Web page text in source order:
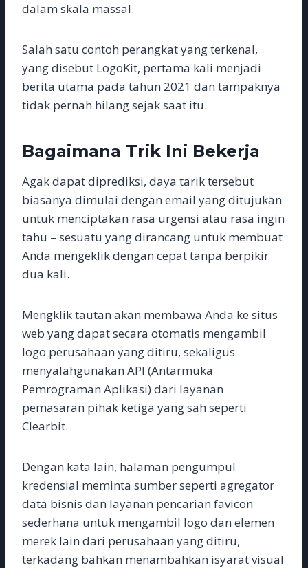
dalam skala massal.
Salah satu contoh perangkat yang terkenal,
yang disebut LogoKit, pertama kali menjadi
berita utama pada tahun 2021 dan tampaknya
tidak pernah hilang sejak saat itu.
Bagaimana Trik Ini Bekerja
Agak dapat diprediksi, daya tarik tersebut
biasanya dimulai dengan email yang ditujukan
untuk menciptakan rasa urgensi atau rasa ingin
tahu – sesuatu yang dirancang untuk membuat
Anda mengeklik dengan cepat tanpa berpikir
dua kali.
Mengklik tautan akan membawa Anda ke situs
web yang dapat secara otomatis mengambil
logo perusahaan yang ditiru, sekaligus
menyalahgunakan API (Antarmuka
Pemrograman Aplikasi) dari layanan
pemasaran pihak ketiga yang sah seperti
Clearbit.
Dengan kata lain, halaman pengumpul
kredensial meminta sumber seperti agregator
data bisnis dan layanan pencarian favicon
sederhana untuk mengambil logo dan elemen
merek lain dari perusahaan yang ditiru,
terkadang bahkan menambahkan isyarat visual